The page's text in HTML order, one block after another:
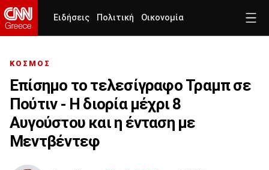
Ειδήσεις Πολιτική Οικονομία
ΚΟΣΜΟΣ
Επίσημο το τελεσίγραφο Τραμπ σε
Πούτιν - Η διορία μέχρι 8
Αυγούστου και η ένταση με
Μεντβέντεφ